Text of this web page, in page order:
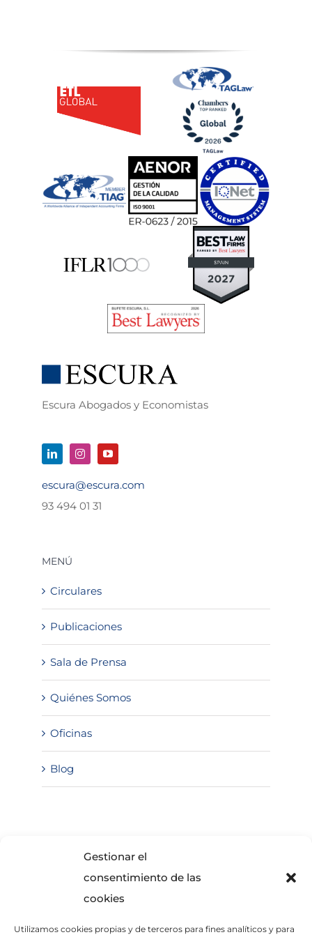
Gestionar el
consentimiento de las
cookies
Utilizamos cookies propias y de terceros para fines analíticos y para
Escura Abogados y Economistas
escura@escura.com
93 494 01 31
MENÚ
Circulares
Publicaciones
Sala de Prensa
Quiénes Somos
Oficinas
Blog